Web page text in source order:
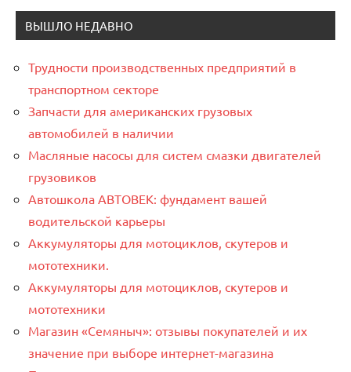
ВЫШЛО НЕДАВНО
Трудности производственных предприятий в
транспортном секторе
Запчасти для американских грузовых
автомобилей в наличии
Масляные насосы для систем смазки двигателей
грузовиков
Автошкола АВТОВЕК: фундамент вашей
водительской карьеры
Аккумуляторы для мотоциклов, скутеров и
мототехники.
Аккумуляторы для мотоциклов, скутеров и
мототехники
Магазин «Семяныч»: отзывы покупателей и их
значение при выборе интернет-магазина